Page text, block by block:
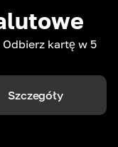
kartę w 5
Szczegóły